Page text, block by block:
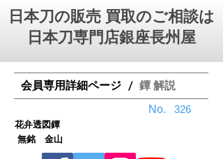
日本刀の販売 買取のご相談は
日本刀専門店銀座⻑州屋
会員専用詳細ページ / 鐔 解説
No.
無銘 金山
花弁透図鐔
326